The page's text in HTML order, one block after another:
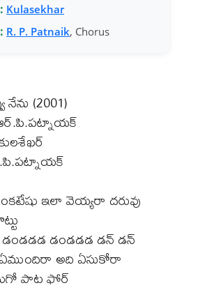
Kulasekhar
R. P. Patnaik, Chorus
నేను (2001)
ఇలా వెయ్యరా దరువు
డండడడ డన్ డన్
ఏముందిరా అది ఏసుకోరా
పాట ఫోర్